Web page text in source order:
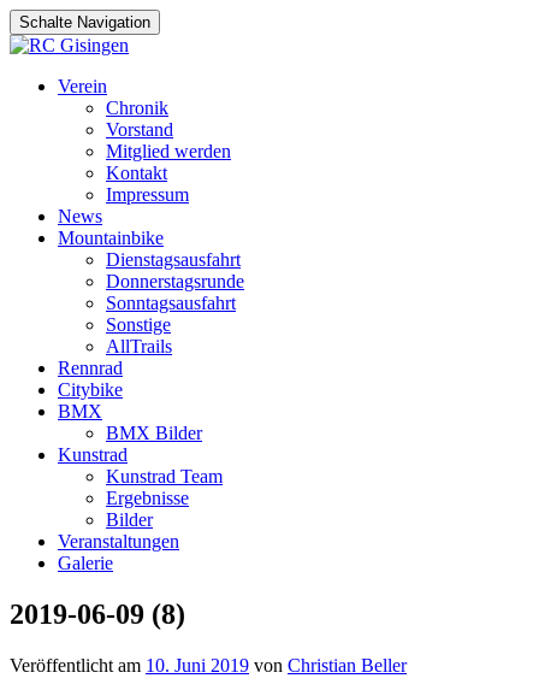
Schalte Navigation
Zum
Verein
Chronik
Vorstand
Mitglied werden
Kontakt
Impressum
News
Mountainbike
Dienstagsausfahrt
Donnerstagsrunde
Sonntagsausfahrt
Sonstige
AllTrails
Rennrad
Citybike
BMX
BMX Bilder
Kunstrad
Kunstrad Team
Ergebnisse
Bilder
Veranstaltungen
Galerie
2019-06-09 (8)
Veröffentlicht am 10. Juni 2019 von Christian Beller